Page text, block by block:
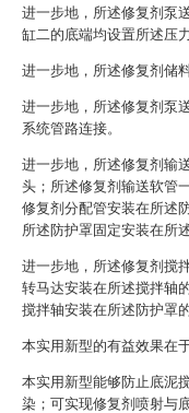
进一步地，所述修复剂泵
缸二的底端均设置所述压
进一步地，所述修复剂储
进一步地，所述修复剂泵
系统管路连接。
进一步地，所述修复剂输
头；所述修复剂输送软管
修复剂分配管安装在所述
所述防护罩固定安装在所
进一步地，所述修复剂搅
转马达安装在所述搅拌轴
搅拌轴安装在所述防护罩的
本实用新型的有益效果在
本实用新型能够防止底泥
染；可实现修复剂喷射与